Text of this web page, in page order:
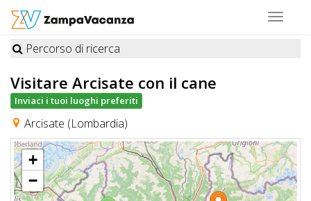
Toggle
STRUTTURE
A
DOG
LUOGHI
Percorso di ricerca
Visitare Arcisate con il cane
Inviaci i tuoi luoghi preferiti
Arcisate (Lombardia)
+
−